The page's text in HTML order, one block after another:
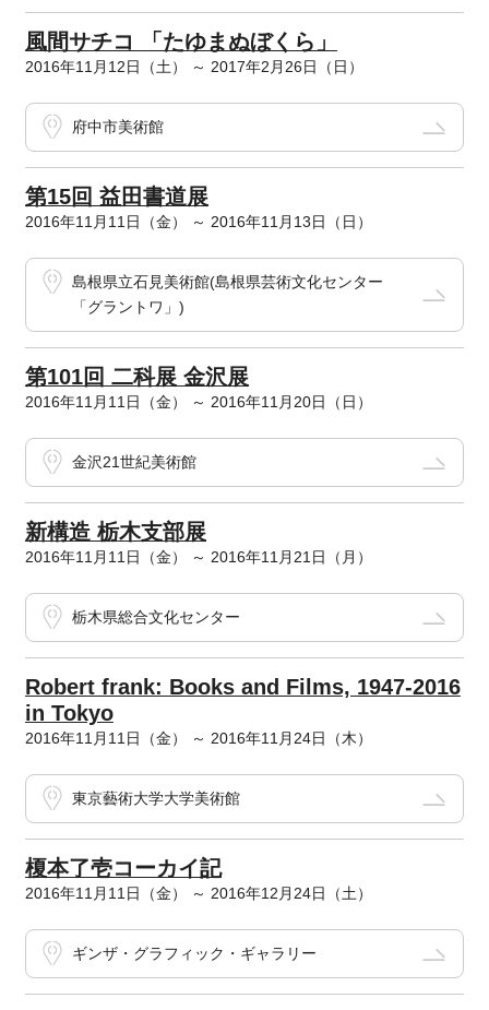
風間サチコ 「たゆまぬぼくら」
2016年11月12日（土） ～ 2017年2月26日（日）
府中市美術館
第15回 益田書道展
2016年11月11日（金） ～ 2016年11月13日（日）
島根県立石見美術館(島根県芸術文化センター
「グラントワ」)
第101回 二科展 金沢展
2016年11月11日（金） ～ 2016年11月20日（日）
金沢21世紀美術館
新構造 栃木支部展
2016年11月11日（金） ～ 2016年11月21日（月）
栃木県総合文化センター
Robert frank: Books and Films, 1947-2016
in Tokyo
2016年11月11日（金） ～ 2016年11月24日（木）
東京藝術大学大学美術館
榎本了壱コーカイ記
2016年11月11日（金） ～ 2016年12月24日（土）
ギンザ・グラフィック・ギャラリー